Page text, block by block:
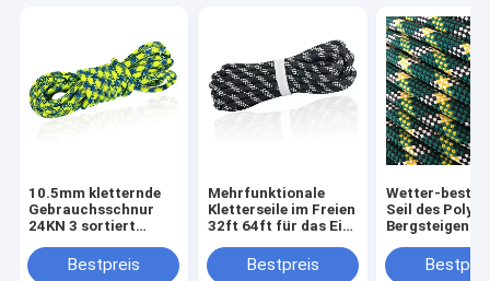
10.5mm kletternde
Gebrauchsschnur
24KN 3 sortiert
Klettern-Seil
Bestpreis
Mehrfunktionale
Kletterseile im Freien
32ft 64ft für das Eis-
Bestpreis
Wetter-
Seil des
Bergsteigen-